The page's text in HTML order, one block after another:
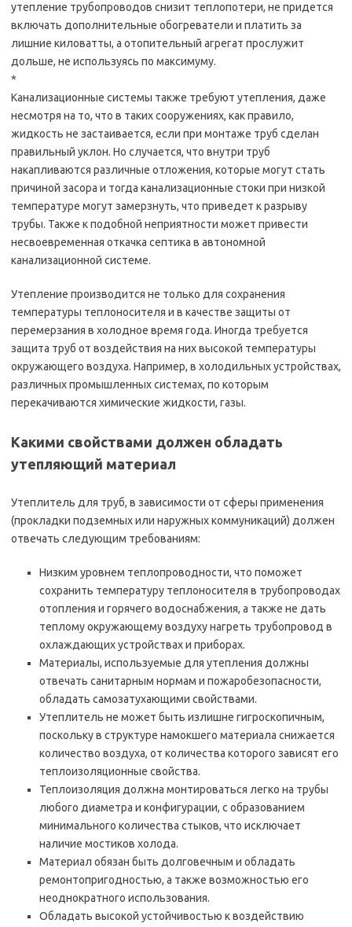
утепление трубопроводов снизит теплопотери, не придется
включать дополнительные обогреватели и платить за
лишние киловатты, а отопительный агрегат прослужит
дольше, не используясь по максимуму.
*
Канализационные системы также требуют утепления, даже
несмотря на то, что в таких сооружениях, как правило,
жидкость не застаивается, если при монтаже труб сделан
правильный уклон. Но случается, что внутри труб
накапливаются различные отложения, которые могут стать
причиной засора и тогда канализационные стоки при низкой
температуре могут замерзнуть, что приведет к разрыву
трубы. Также к подобной неприятности может привести
несвоевременная откачка септика в автономной
канализационной системе.
Утепление производится не только для сохранения
температуры теплоносителя и в качестве защиты от
перемерзания в холодное время года. Иногда требуется
защита труб от воздействия на них высокой температуры
окружающего воздуха. Например, в холодильных устройствах,
различных промышленных системах, по которым
перекачиваются химические жидкости, газы.
Какими свойствами должен обладать
утепляющий материал
Утеплитель для труб, в зависимости от сферы применения
(прокладки подземных или наружных коммуникаций) должен
отвечать следующим требованиям:
Низким уровнем теплопроводности, что поможет
сохранить температуру теплоносителя в трубопроводах
отопления и горячего водоснабжения, а также не дать
теплому окружающему воздуху нагреть трубопровод в
охлаждающих устройствах и приборах.
Материалы, используемые для утепления должны
отвечать санитарным нормам и пожаробезопасности,
обладать самозатухающими свойствами.
Утеплитель не может быть излишне гигроскопичным,
поскольку в структуре намокшего материала снижается
количество воздуха, от количества которого зависят его
теплоизоляционные свойства.
Теплоизоляция должна монтироваться легко на трубы
любого диаметра и конфигурации, с образованием
минимального количества стыков, что исключает
наличие мостиков холода.
Материал обязан быть долговечным и обладать
ремонтопригодностью, а также возможностью его
неоднократного использования.
Обладать высокой устойчивостью к воздействию